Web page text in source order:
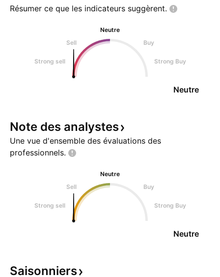
Résumer ce que les indicateurs suggèrent.
Neutre
Sell
Buy
Strong sell Strong Buy
Neutre
Note des analystes
Une vue d'ensemble des évaluations des
professionnels.
Neutre
Sell
Buy
Strong sell Strong Buy
Neutre
Saisonniers